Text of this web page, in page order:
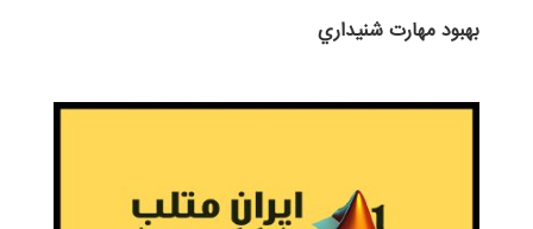
بهبود مهارت شنيداري